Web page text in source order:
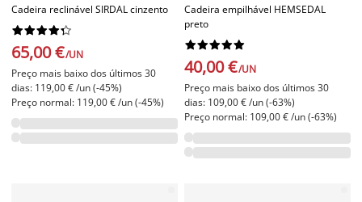
Cadeira reclinável SIRDAL cinzento






65,00 €/UN
Preço mais baixo dos últimos 30
dias: 119,00 € /un (-45%)
Preço normal: 119,00 € /un (-45%)
Cadeira empilhável HEMSEDAL
preto






40,00 €/UN
Preço mais baixo dos últimos 30
dias: 109,00 € /un (-63%)
Preço normal: 109,00 € /un (-63%)